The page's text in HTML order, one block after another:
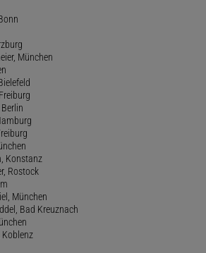
München
Konstanz
Rostock
München
Bad Kreuznach
Koblenz